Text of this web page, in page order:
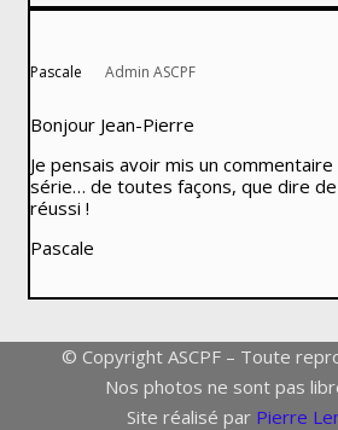
Pascale Admin ASCPF
Bonjour Jean-Pierre
Je pensais avoir mis un
série… de toutes façons, que dire de
réussi !
Pascale
© Copyright ASCPF – Toute
Nos photos ne sont pas
Site réalisé par Pierre